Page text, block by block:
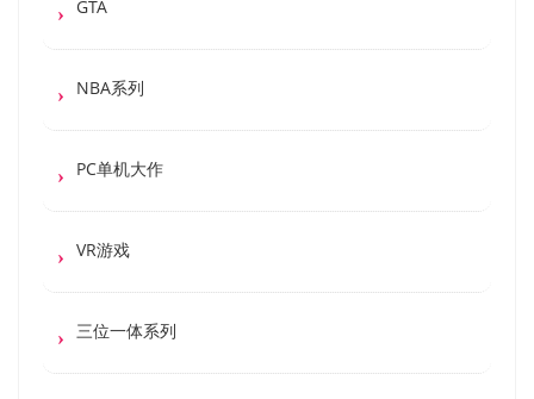
GTA
NBA系列
PC单机大作
VR游戏
三位一体系列